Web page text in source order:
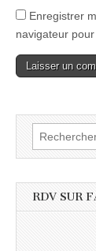
Enregistrer
navigateur
Rechercher :
RDV SUR